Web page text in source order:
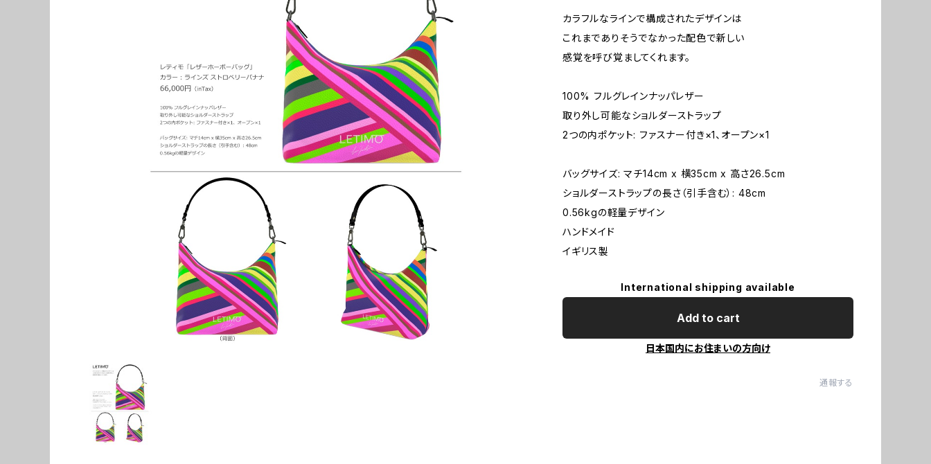
カラフルなラインで構成されたデザインは
これまでありそうでなかった配色で新しい
感覚を呼び覚ましてくれます。
100% フルグレインナッパレザー
取り外し可能なショルダーストラップ
2つの内ポケット: ファスナー付き×1、オープン×1
バッグサイズ: マチ14cm x 横35cm x 高さ26.5cm
ショルダーストラップの長さ（引手含む）: 48cm
0.56kgの軽量デザイン
ハンドメイド
イギリス製
International shipping available
Add to cart
日本国内にお住まいの方向け
通報する